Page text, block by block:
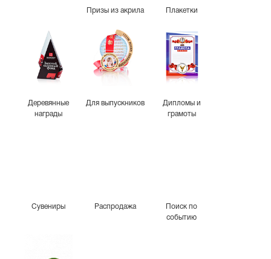
Призы из акрила Плакетки
Деревянные
награды
Для выпускников
Дипломы и
грамоты
Сувениры Распродажа
Поиск по
событию